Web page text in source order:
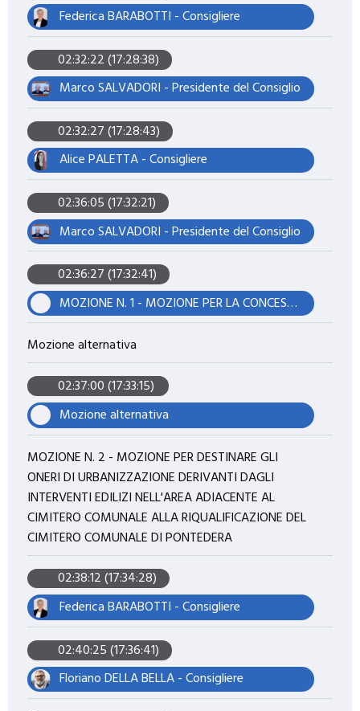
Federica BARABOTTI - Consigliere
02:32:22 (17:28:38)
Marco SALVADORI - Presidente del Consiglio
02:32:27 (17:28:43)
Alice PALETTA - Consigliere
02:36:05 (17:32:21)
Marco SALVADORI - Presidente del Consiglio
02:36:27 (17:32:41)
MOZIONE N. 1 - MOZIONE PER LA CONCESSIONE DI SPAZI SPORTIVI COMUNALI E PER IL RITORNO A PONTEDERA DELLA SOCIETÀ DI PATTINAGGIO ARTISTICO PONTEDERA BIENTINESE
Mozione alternativa
02:37:00 (17:33:15)
Mozione alternativa
MOZIONE N. 2 - MOZIONE PER DESTINARE GLI
ONERI DI URBANIZZAZIONE DERIVANTI DAGLI
INTERVENTI EDILIZI NELL'AREA ADIACENTE AL
CIMITERO COMUNALE ALLA RIQUALIFICAZIONE DEL
CIMITERO COMUNALE DI PONTEDERA
02:38:12 (17:34:28)
Federica BARABOTTI - Consigliere
02:40:25 (17:36:41)
Floriano DELLA BELLA - Consigliere